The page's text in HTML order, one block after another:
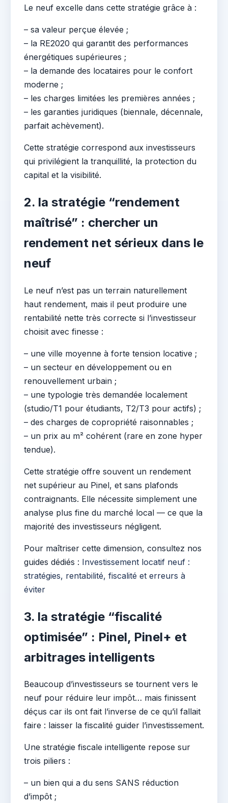
Le neuf excelle dans cette stratégie grâce à :
– sa valeur perçue élevée ;
– la RE2020 qui garantit des performances
énergétiques supérieures ;
– la demande des locataires pour le confort
moderne ;
– les charges limitées les premières années ;
– les garanties juridiques (biennale, décennale,
parfait achèvement).
Cette stratégie correspond aux investisseurs
qui privilégient la tranquillité, la protection du
capital et la visibilité.
2. la stratégie “rendement
maîtrisé” : chercher un
rendement net sérieux dans le
neuf
Le neuf n’est pas un terrain naturellement
haut rendement, mais il peut produire une
rentabilité nette très correcte si l’investisseur
choisit avec finesse :
– une ville moyenne à forte tension locative ;
– un secteur en développement ou en
renouvellement urbain ;
– une typologie très demandée localement
(studio/T1 pour étudiants, T2/T3 pour actifs) ;
– des charges de copropriété raisonnables ;
– un prix au m² cohérent (rare en zone hyper
tendue).
Cette stratégie offre souvent un rendement
net supérieur au Pinel, et sans plafonds
contraignants. Elle nécessite simplement une
analyse plus fine du marché local — ce que la
majorité des investisseurs négligent.
Pour maîtriser cette dimension, consultez nos
guides dédiés : Investissement locatif neuf :
stratégies, rentabilité, fiscalité et erreurs à
éviter
3. la stratégie “fiscalité
optimisée” : Pinel, Pinel+ et
arbitrages intelligents
Beaucoup d’investisseurs se tournent vers le
neuf pour réduire leur impôt… mais finissent
déçus car ils ont fait l’inverse de ce qu’il fallait
faire : laisser la fiscalité guider l’investissement.
Une stratégie fiscale intelligente repose sur
trois piliers :
– un bien qui a du sens SANS réduction
d’impôt ;